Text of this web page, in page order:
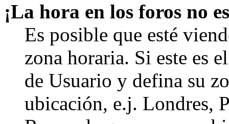
¡La hora en los foros no
Es posible que esté
zona horaria. Si este es
de Usuario y defina su
ubicación, e.j. Londres,